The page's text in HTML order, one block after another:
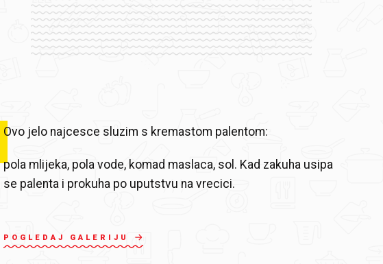
Ovo jelo najcesce sluzim s kremastom palentom:
pola mlijeka, pola vode, komad maslaca, sol. Kad zakuha usipa
se palenta i prokuha po uputstvu na vrecici.
POGLEDAJ GALERIJU